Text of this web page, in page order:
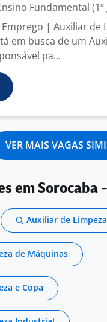
Fundamental (1º
| Auxiliar de
em busca de um
pa...
VER MAIS VAGAS
em Sorocaba
Auxiliar de Limpeza
de Máquinas
e Copa